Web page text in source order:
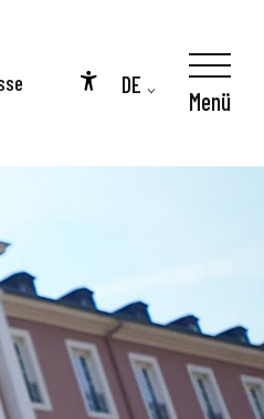
Accessibilité
DE
Menü